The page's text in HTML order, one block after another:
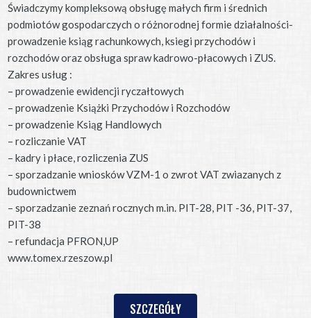
Świadczymy kompleksową obsługę małych firm i średnich
podmiotów gospodarczych o różnorodnej formie działalności-
prowadzenie ksiąg rachunkowych, ksiegi przychodów i
rozchodów oraz obsługa spraw kadrowo-płacowych i ZUS.
Zakres usług :
– prowadzenie ewidencji ryczałtowych
– prowadzenie Książki Przychodów i Rozchodów
– prowadzenie Ksiąg Handlowych
– rozliczanie VAT
– kadry i płace, rozliczenia ZUS
– sporzadzanie wniosków VZM-1 o zwrot VAT zwiazanych z
budownictwem
– sporzadzanie zeznań rocznych m.in. PIT-28, PIT -36, PIT-37,
PIT-38
– refundacja PFRON,UP
www.tomex.rzeszow.pl
SZCZEGÓŁY